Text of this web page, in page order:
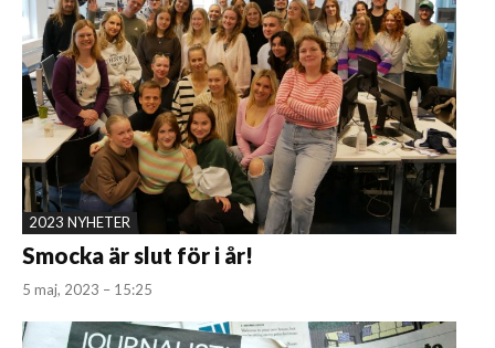
2023 NYHETER
Smocka är slut för i år!
5 maj, 2023 – 15:25